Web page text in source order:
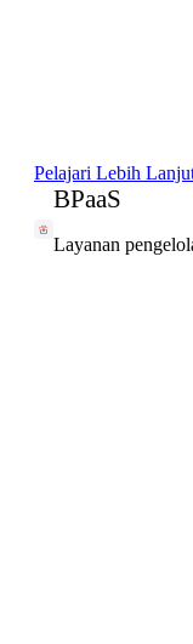
Pelajari Lebih
BPaaS
Layanan